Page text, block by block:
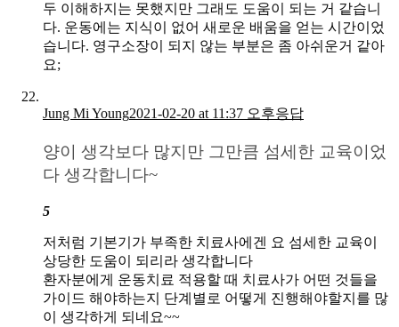
두 이해하지는 못했지만 그래도 도움이 되는 거 같습니
다. 운동에는 지식이 없어 새로운 배움을 얻는 시간이었
습니다. 영구소장이 되지 않는 부분은 좀 아쉬운거 같아
요;
Jung Mi Young2021-02-20 at 11:37 오후응답
양이 생각보다 많지만 그만큼 섬세한 교육이었
다 생각합니다~
5
저처럼 기본기가 부족한 치료사에겐 요 섬세한 교육이
상당한 도움이 되리라 생각합니다
환자분에게 운동치료 적용할 때 치료사가 어떤 것들을
가이드 해야하는지 단계별로 어떻게 진행해야할지를 많
이 생각하게 되네요~~